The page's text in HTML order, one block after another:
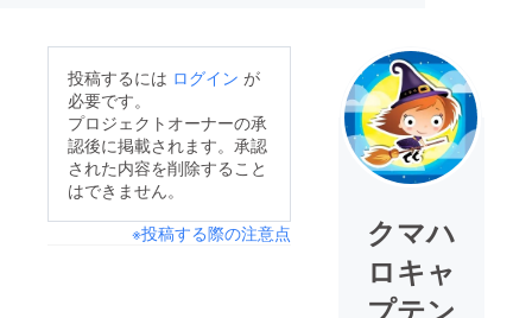
投稿するには ログイン が
必要です。
プロジェクトオーナーの承
認後に掲載されます。承認
された内容を削除すること
はできません。
※投稿する際の注意点
クマハ
ロキャ